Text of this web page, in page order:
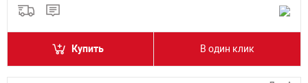
Купить В один клик